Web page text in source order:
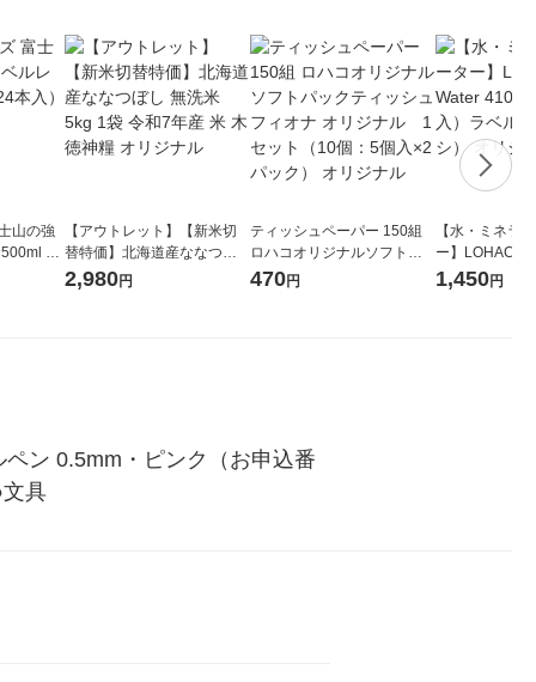
山の強
1
【アウトレット】【新米切
替特価】北海道産ななつぼ
し 無洗米 5kg 1袋 令和7年産
2,980円
ティッシュペーパー 150組
ロハコオリジナルソフトパ
ックティッシュ フィオナ オ
470円
【水・ミネラ
ー】LOHACO
1箱（20本入
1,450円
ン 0.5mm・ピンク（お申込番
具